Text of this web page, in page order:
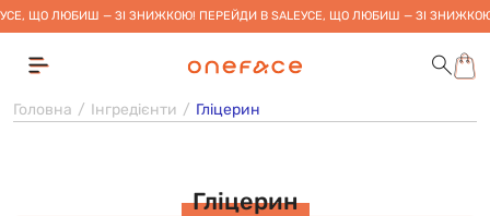
УСЕ, ЩО ЛЮБИШ — ЗІ ЗНИЖКОЮ! ПЕРЕЙДИ В SALEУСЕ, ЩО ЛЮБИШ — ЗІ
Головна Інгредієнти Гліцерин
Гліцерин